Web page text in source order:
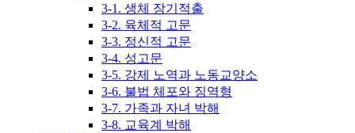
3-1. 생체 장기적출
3-2. 육체적 고문
3-3. 정신적 고문
3-4. 성고문
3-5. 강제 노역과 노동교양소
3-6. 불법 체포와 징역형
3-7. 가족과 자녀 박해
3-8. 교육계 박해